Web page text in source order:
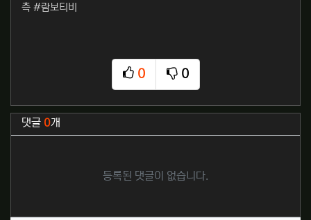
측 #람보티비
0
추천
0
비추천
관련자료
댓글 0개
등록된 댓글이 없습니다.